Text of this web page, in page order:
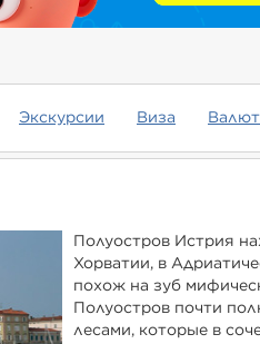
Экскурсии Виза
Полуостров Истрия
Хорватии, в
похож на зуб
Полуостров почти
лесами, которые в